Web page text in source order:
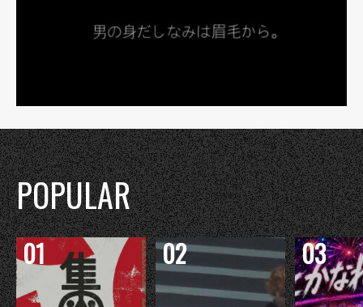
POPULAR